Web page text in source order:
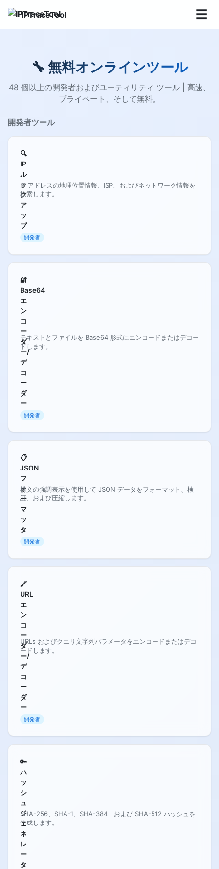
IPTraceTool ☰
🔧 無料オンラインツール
48 個以上の開発者およびユーティリティ ツール | 高速、
プライベート、そして無料。
開発者ツール
🔍
IP
ル
ッ
ク
ア
ッ
プ
IP アドレスの地理位置情報、ISP、およびネットワーク情報を
検索します。
開発者
🔐
Base64
エ
ン
コ
ー
ダ
ー/
デ
コ
ー
ダ
ー
テキストとファイルを Base64 形式にエンコードまたはデコー
ドします。
開発者
📋
JSON
フ
ォ
ー
マ
ッ
タ
構文の強調表示を使用して JSON データをフォーマット、検
証、および圧縮します。
開発者
🔗
URL
エ
ン
コ
ー
ダ
ー/
デ
コ
ー
ダ
ー
URLs およびクエリ文字列パラメータをエンコードまたはデコ
ードします。
開発者
🔑
ハ
ッ
シ
ュ
ジ
ェ
ネ
レ
ー
タ
SHA-256、SHA-1、SHA-384、および SHA-512 ハッシュを
生成します。